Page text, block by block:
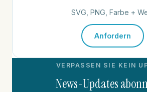
SVG, PNG, Farbe +
Anfordern
VERPASSEN SIE KEIN
News-Updates